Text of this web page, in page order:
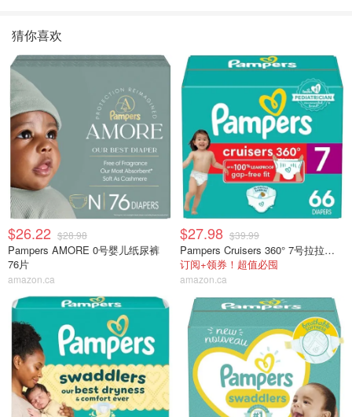
猜你喜欢
$26.22 $28.98
Pampers AMORE 0号婴儿纸尿裤
76片
amazon.ca
$27.98 $39.99
Pampers Cruisers 360° 7号拉拉裤 66片
订阅+领券！超值必囤
amazon.ca